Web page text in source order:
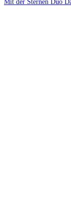
Mit der Sternen Duo